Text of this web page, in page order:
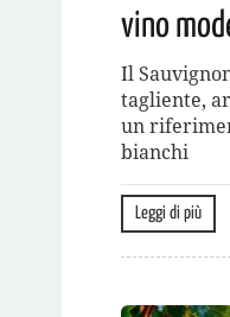
vino
Il
tagliente,
un
bianchi
Leggi di più